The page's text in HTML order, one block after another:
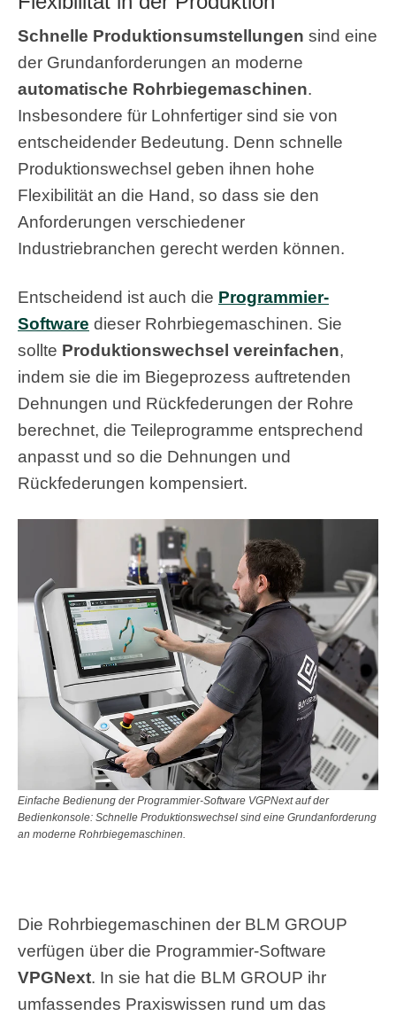
Schnelle Produktionsumstellungen sind eine
der Grundanforderungen an moderne
automatische Rohrbiegemaschinen.
Insbesondere für Lohnfertiger sind sie von
entscheidender Bedeutung. Denn schnelle
Produktionswechsel geben ihnen hohe
Flexibilität an die Hand, so dass sie den
Anforderungen verschiedener
Industriebranchen gerecht werden können.
Entscheidend ist auch die Programmier-
Software dieser Rohrbiegemaschinen. Sie
sollte Produktionswechsel vereinfachen,
indem sie die im Biegeprozess auftretenden
Dehnungen und Rückfederungen der Rohre
berechnet, die Teileprogramme entsprechend
anpasst und so die Dehnungen und
Rückfederungen kompensiert.
Einfache Bedienung der Programmier-Software VGPNext auf der
Bedienkonsole: Schnelle Produktionswechsel sind eine Grundanforderung
an moderne Rohrbiegemaschinen.
Die Rohrbiegemaschinen der BLM GROUP
verfügen über die Programmier-Software
VPGNext. In sie hat die BLM GROUP ihr
umfassendes Praxiswissen rund um das